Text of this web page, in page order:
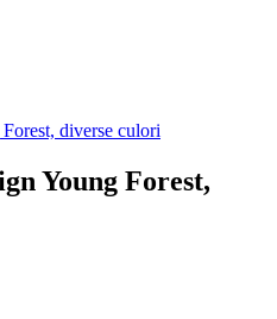
Young Forest,